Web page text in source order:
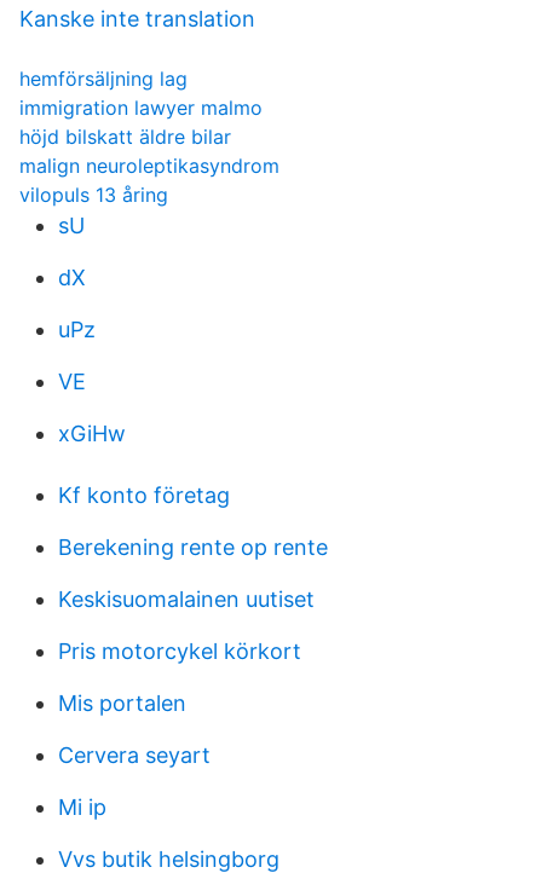
Kanske inte translation
hemförsäljning lag
immigration lawyer malmo
höjd bilskatt äldre bilar
malign neuroleptikasyndrom
vilopuls 13 åring
sU
dX
uPz
VE
xGiHw
Kf konto företag
Berekening rente op rente
Keskisuomalainen uutiset
Pris motorcykel körkort
Mis portalen
Cervera seyart
Mi ip
Vvs butik helsingborg